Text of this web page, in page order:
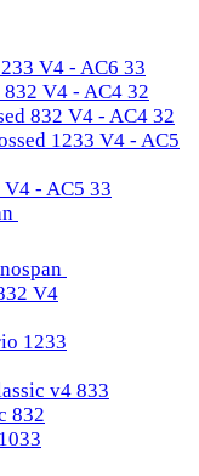
V4 - AC6 33
V4 - AC4 32
832 V4 - AC4 32
1233 V4 - AC5
- AC5 33
V4
1233
v4 833
832